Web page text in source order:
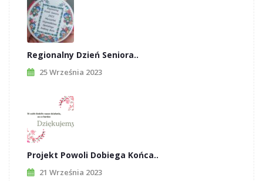
Regionalny Dzień Seniora..
25 Września 2023
Projekt Powoli Dobiega Końca..
21 Września 2023